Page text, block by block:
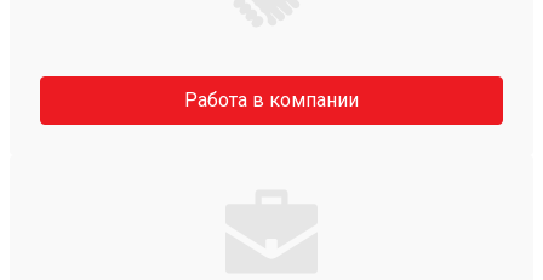
Работа в компании